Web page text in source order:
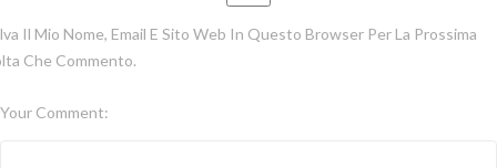
Il Mio Nome, Email E Sito Web In Questo Browser Per La Prossima
Che Commento.
Your Comment: